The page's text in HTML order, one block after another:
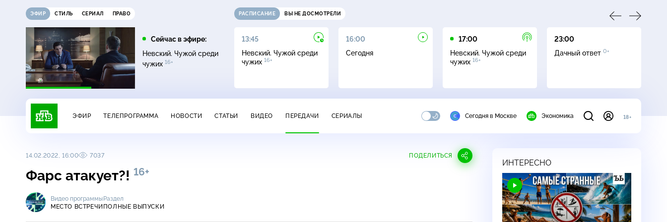
ЭФИР СТИЛЬ СЕРИАЛ ПРАВО
Сейчас в эфире:
Невский. Чужой среди
чужих 16+
РАСПИСАНИЕ ВЫ НЕ ДОСМОТРЕЛИ
12:00
Жди меня16+
13:00
Сегодня
13:45
Невский. Чужой среди
чужих 16+
16:00
Сегодня
17:00
Невский. Чужой среди
чужих 16+
23:00
Дачный ответ 0+
ЭФИР ТЕЛЕПРОГРАММА НОВОСТИ СТАТЬИ ВИДЕО ПЕРЕДАЧИ СЕРИАЛЫ Сегодня в Москве Экономика 18+
14.02.2022, 16:00 7037 ПОДЕЛИТЬСЯ
Фарс атакует?! 16+
Видео программы
МЕСТО ВСТРЕЧИ
Раздел
ПОЛНЫЕ ВЫПУСКИ
ИНТЕРЕСНО